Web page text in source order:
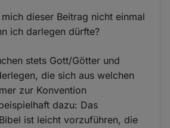
dieser Beitrag nicht einmal
ich darlegen dürfte?
stets Gott/Götter und
die sich aus welchen
zur Konvention
dazu: Das
ist leicht vorzuführen, die